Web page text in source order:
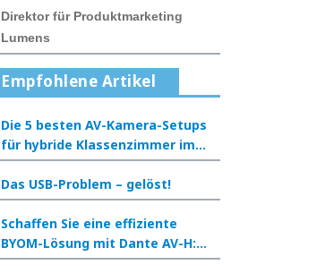
Direktor für Produktmarketing
Lumens
Empfohlene Artikel
Die 5 besten AV-Kamera-Setups
für hybride Klassenzimmer im
Jahr 2025
Das USB-Problem – gelöst!
Schaffen Sie eine effiziente
BYOM-Lösung mit Dante AV-H:
Eine neue Erfahrung für